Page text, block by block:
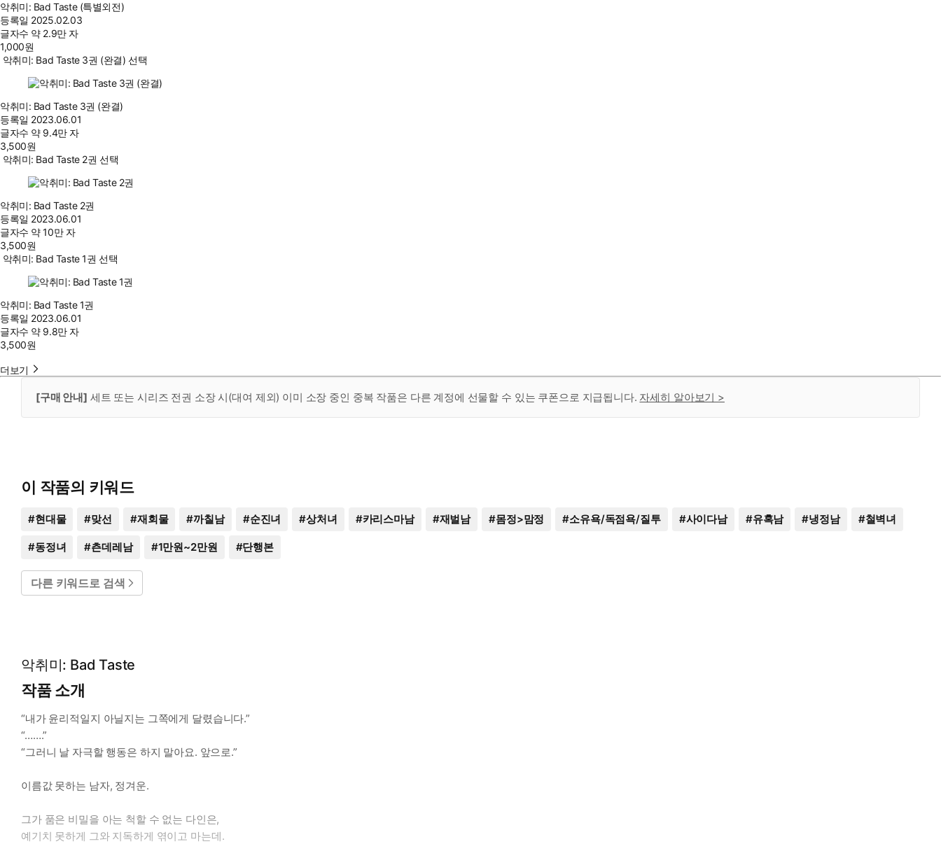
악취미: Bad Taste (특별외전)
등록일 2025.02.03
글자수 약 2.9만 자
1,000원
악취미: Bad Taste 3권 (완결) 선택
악취미: Bad Taste 3권 (완결)
등록일 2023.06.01
글자수 약 9.4만 자
3,500원
악취미: Bad Taste 2권 선택
악취미: Bad Taste 2권
등록일 2023.06.01
글자수 약 10만 자
3,500원
악취미: Bad Taste 1권 선택
악취미: Bad Taste 1권
등록일 2023.06.01
글자수 약 9.8만 자
3,500원
더보기
[구매 안내] 세트 또는 시리즈 전권 소장 시(대여 제외) 이미 소장 중인 중복 작품은 다른 계정에 선물할 수 있는 쿠폰으로 지급됩니다. 자세히 알아보기 >
이 작품의 키워드
#현대물 #맞선 #재회물 #까칠남 #순진녀 #상처녀 #카리스마남 #재벌남 #몸정>맘정 #소유욕/독점욕/질투 #사이다남 #유혹남 #냉정남 #철벽녀
#동정녀 #츤데레남 #1만원~2만원 #단행본
다른 키워드로 검색
악취미: Bad Taste
작품 소개
“내가 윤리적일지 아닐지는 그쪽에게 달렸습니다.”
“…….”
“그러니 날 자극할 행동은 하지 말아요. 앞으로.”
이름값 못하는 남자, 정겨운.
그가 품은 비밀을 아는 척할 수 없는 다인은,
예기치 못하게 그와 지독하게 엮이고 마는데.